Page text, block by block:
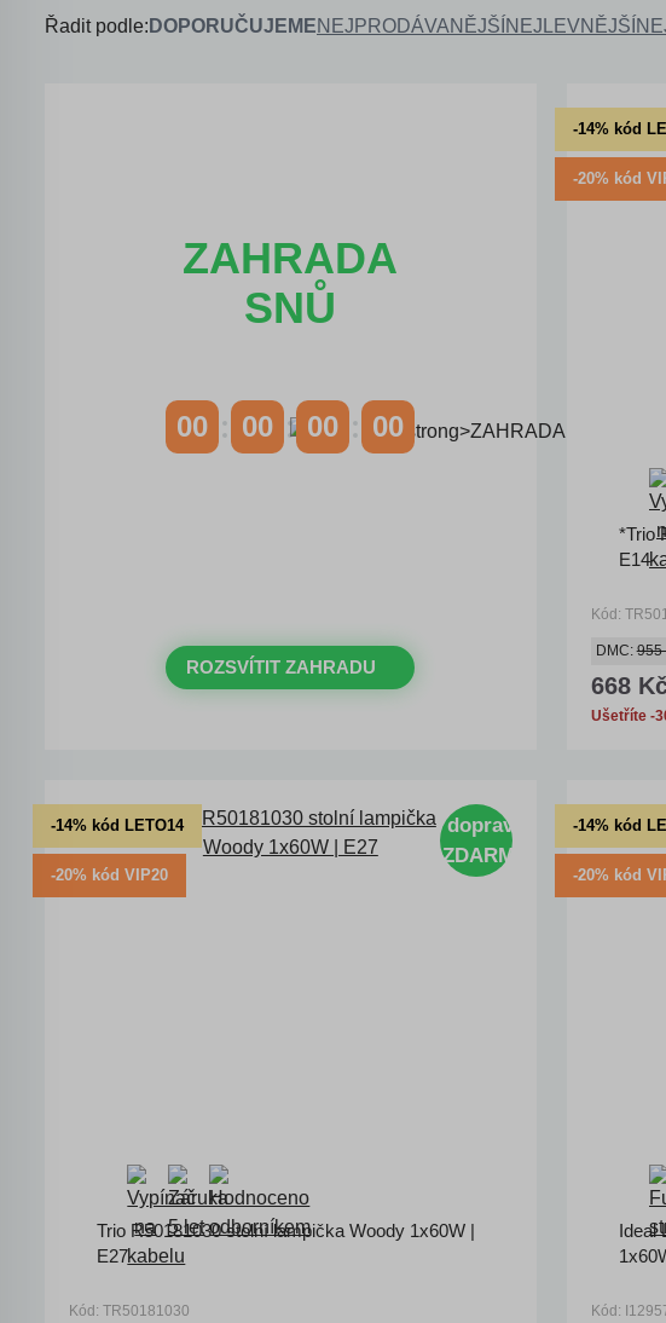
Řadit podle: DOPORUČUJEMENEJPRODÁVANĚJŠÍ NEJLEVNĚJŠÍ
ZAHRADA
SNŮ
00 00 00 00
ROZSVÍTIT ZAHRADU
-14% kód
-20% kód
*Trio
E14
Kód:
DMC:955
668
Ušetříte -
-14% kód LETO14
-20% kód VIP20
doprava
ZDARMA
Trio R50181030 stolní lampička Woody 1x60W |
E27
Kód: TR50181030
-14% kód
-20% kód
Ideal
Kód: